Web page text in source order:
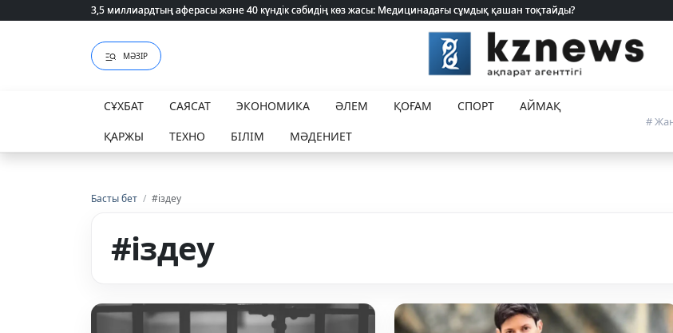
3,5 миллиардтың аферасы және 40 күндік сәбидің көз жасы: Медицинадағы сұмдық қашан тоқтайды?
3,5 миллиардтың аферасы және 40 күндік сәбидің көз жасы: Медицинадағы сұмдық қашан тоқтайды?
МӘЗІР
СҰХБАТ САЯСАТ ЭКОНОМИКА ӘЛЕМ ҚОҒАМ СПОРТ
АЙМАҚ
ҚАРЖЫ
ТЕХНО БІЛІМ МӘДЕНИЕТ
#
Басты бет / #іздеу
#іздеу